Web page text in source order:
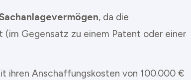
Sachanlagevermögen, da die
(im Gegensatz zu einem Patent oder einer
ihren Anschaffungskosten von 100.000 €